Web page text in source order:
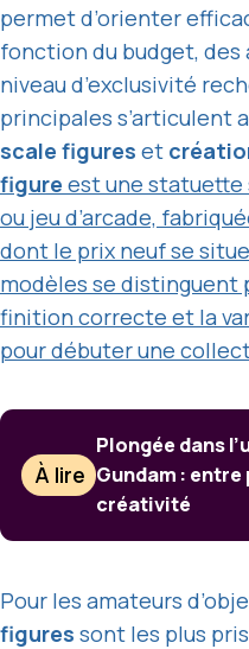
permet d’orienter
fonction du budget,
niveau d’exclusivité
principales s’articulent
scale figures et
figure est une
ou jeu d’arcade,
dont le prix neuf se
modèles se distinguent
finition correcte et la
pour débuter une
À lire
Plongée dans
Gundam :
créativité
Pour les amateurs
figures sont les plus